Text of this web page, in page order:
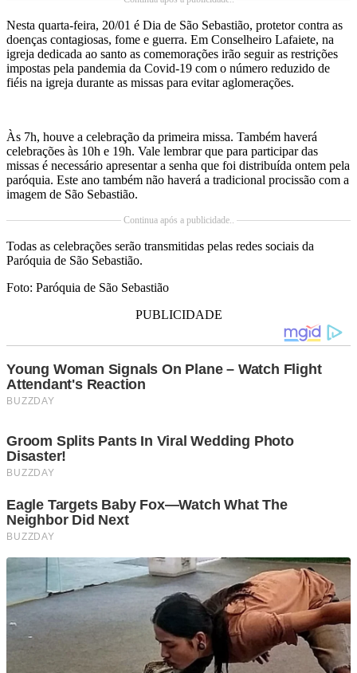
Nesta quarta-feira, 20/01 é Dia de São Sebastião, protetor contra as
doenças contagiosas, fome e guerra. Em Conselheiro Lafaiete, na
igreja dedicada ao santo as comemorações irão seguir as restrições
impostas pela pandemia da Covid-19 com o número reduzido de
fiéis na igreja durante as missas para evitar aglomerações.
Às 7h, houve a celebração da primeira missa. Também haverá
celebrações às 10h e 19h. Vale lembrar que para participar das
missas é necessário apresentar a senha que foi distribuída ontem pela
paróquia. Este ano também não haverá a tradicional procissão com a
imagem de São Sebastião.
Continua após a publicidade..
Todas as celebrações serão transmitidas pelas redes sociais da
Paróquia de São Sebastião.
Foto: Paróquia de São Sebastião
PUBLICIDADE